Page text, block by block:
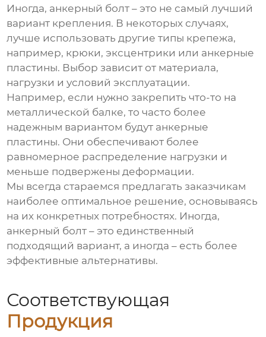
Иногда, анкерный болт – это не самый лучший
вариант крепления. В некоторых случаях,
лучше использовать другие типы крепежа,
например, крюки, эксцентрики или анкерные
пластины. Выбор зависит от материала,
нагрузки и условий эксплуатации.
Например, если нужно закрепить что-то на
металлической балке, то часто более
надежным вариантом будут анкерные
пластины. Они обеспечивают более
равномерное распределение нагрузки и
меньше подвержены деформации.
Мы всегда стараемся предлагать заказчикам
наиболее оптимальное решение, основываясь
на их конкретных потребностях. Иногда,
анкерный болт – это единственный
подходящий вариант, а иногда – есть более
эффективные альтернативы.
Соответствующая
Продукция